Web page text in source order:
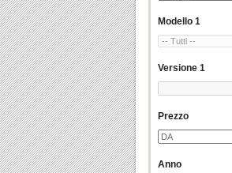
Modello 1
Versione 1
Prezzo
Anno